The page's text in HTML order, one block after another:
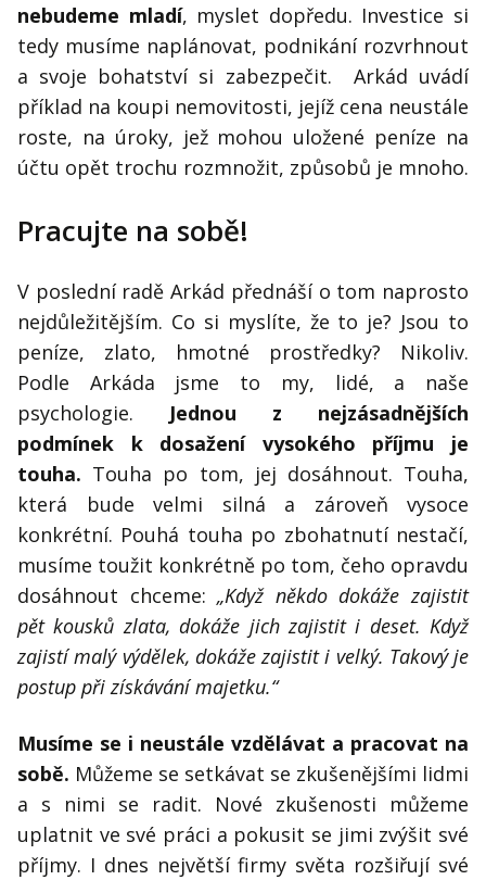
nebudeme mladí, myslet dopředu. Investice si
tedy musíme naplánovat, podnikání rozvrhnout
a svoje bohatství si zabezpečit. Arkád uvádí
příklad na koupi nemovitosti, jejíž cena neustále
roste, na úroky, jež mohou uložené peníze na
účtu opět trochu rozmnožit, způsobů je mnoho.
Pracujte na sobě!
V poslední radě Arkád přednáší o tom naprosto
nejdůležitějším. Co si myslíte, že to je? Jsou to
peníze, zlato, hmotné prostředky? Nikoliv.
Podle Arkáda jsme to my, lidé, a naše
psychologie. Jednou z nejzásadnějších
podmínek k dosažení vysokého příjmu je
touha. Touha po tom, jej dosáhnout. Touha,
která bude velmi silná a zároveň vysoce
konkrétní. Pouhá touha po zbohatnutí nestačí,
musíme toužit konkrétně po tom, čeho opravdu
dosáhnout chceme:„Když někdo dokáže zajistit
pět kousků zlata, dokáže jich zajistit i deset. Když
zajistí malý výdělek, dokáže zajistit i velký. Takový je
postup při získávání majetku.“
Musíme se i neustále vzdělávat a pracovat na
sobě. Můžeme se setkávat se zkušenějšími lidmi
a s nimi se radit. Nové zkušenosti můžeme
uplatnit ve své práci a pokusit se jimi zvýšit své
příjmy. I dnes největší firmy světa rozšiřují své